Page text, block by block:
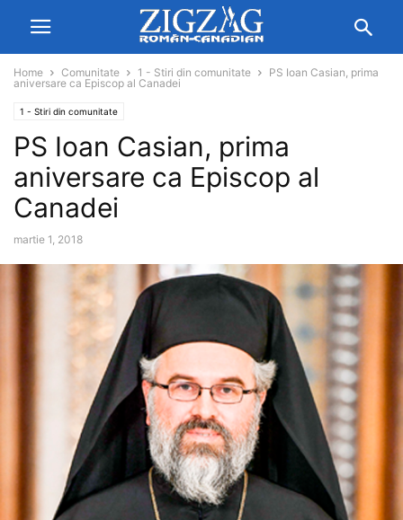
Home Comunitate 1 - Stiri din comunitate
PS Ioan Casian, prima
aniversare ca Episcop al Canadei
1 - Stiri din comunitate
PS Ioan Casian, prima
aniversare ca Episcop al
Canadei
martie 1, 2018